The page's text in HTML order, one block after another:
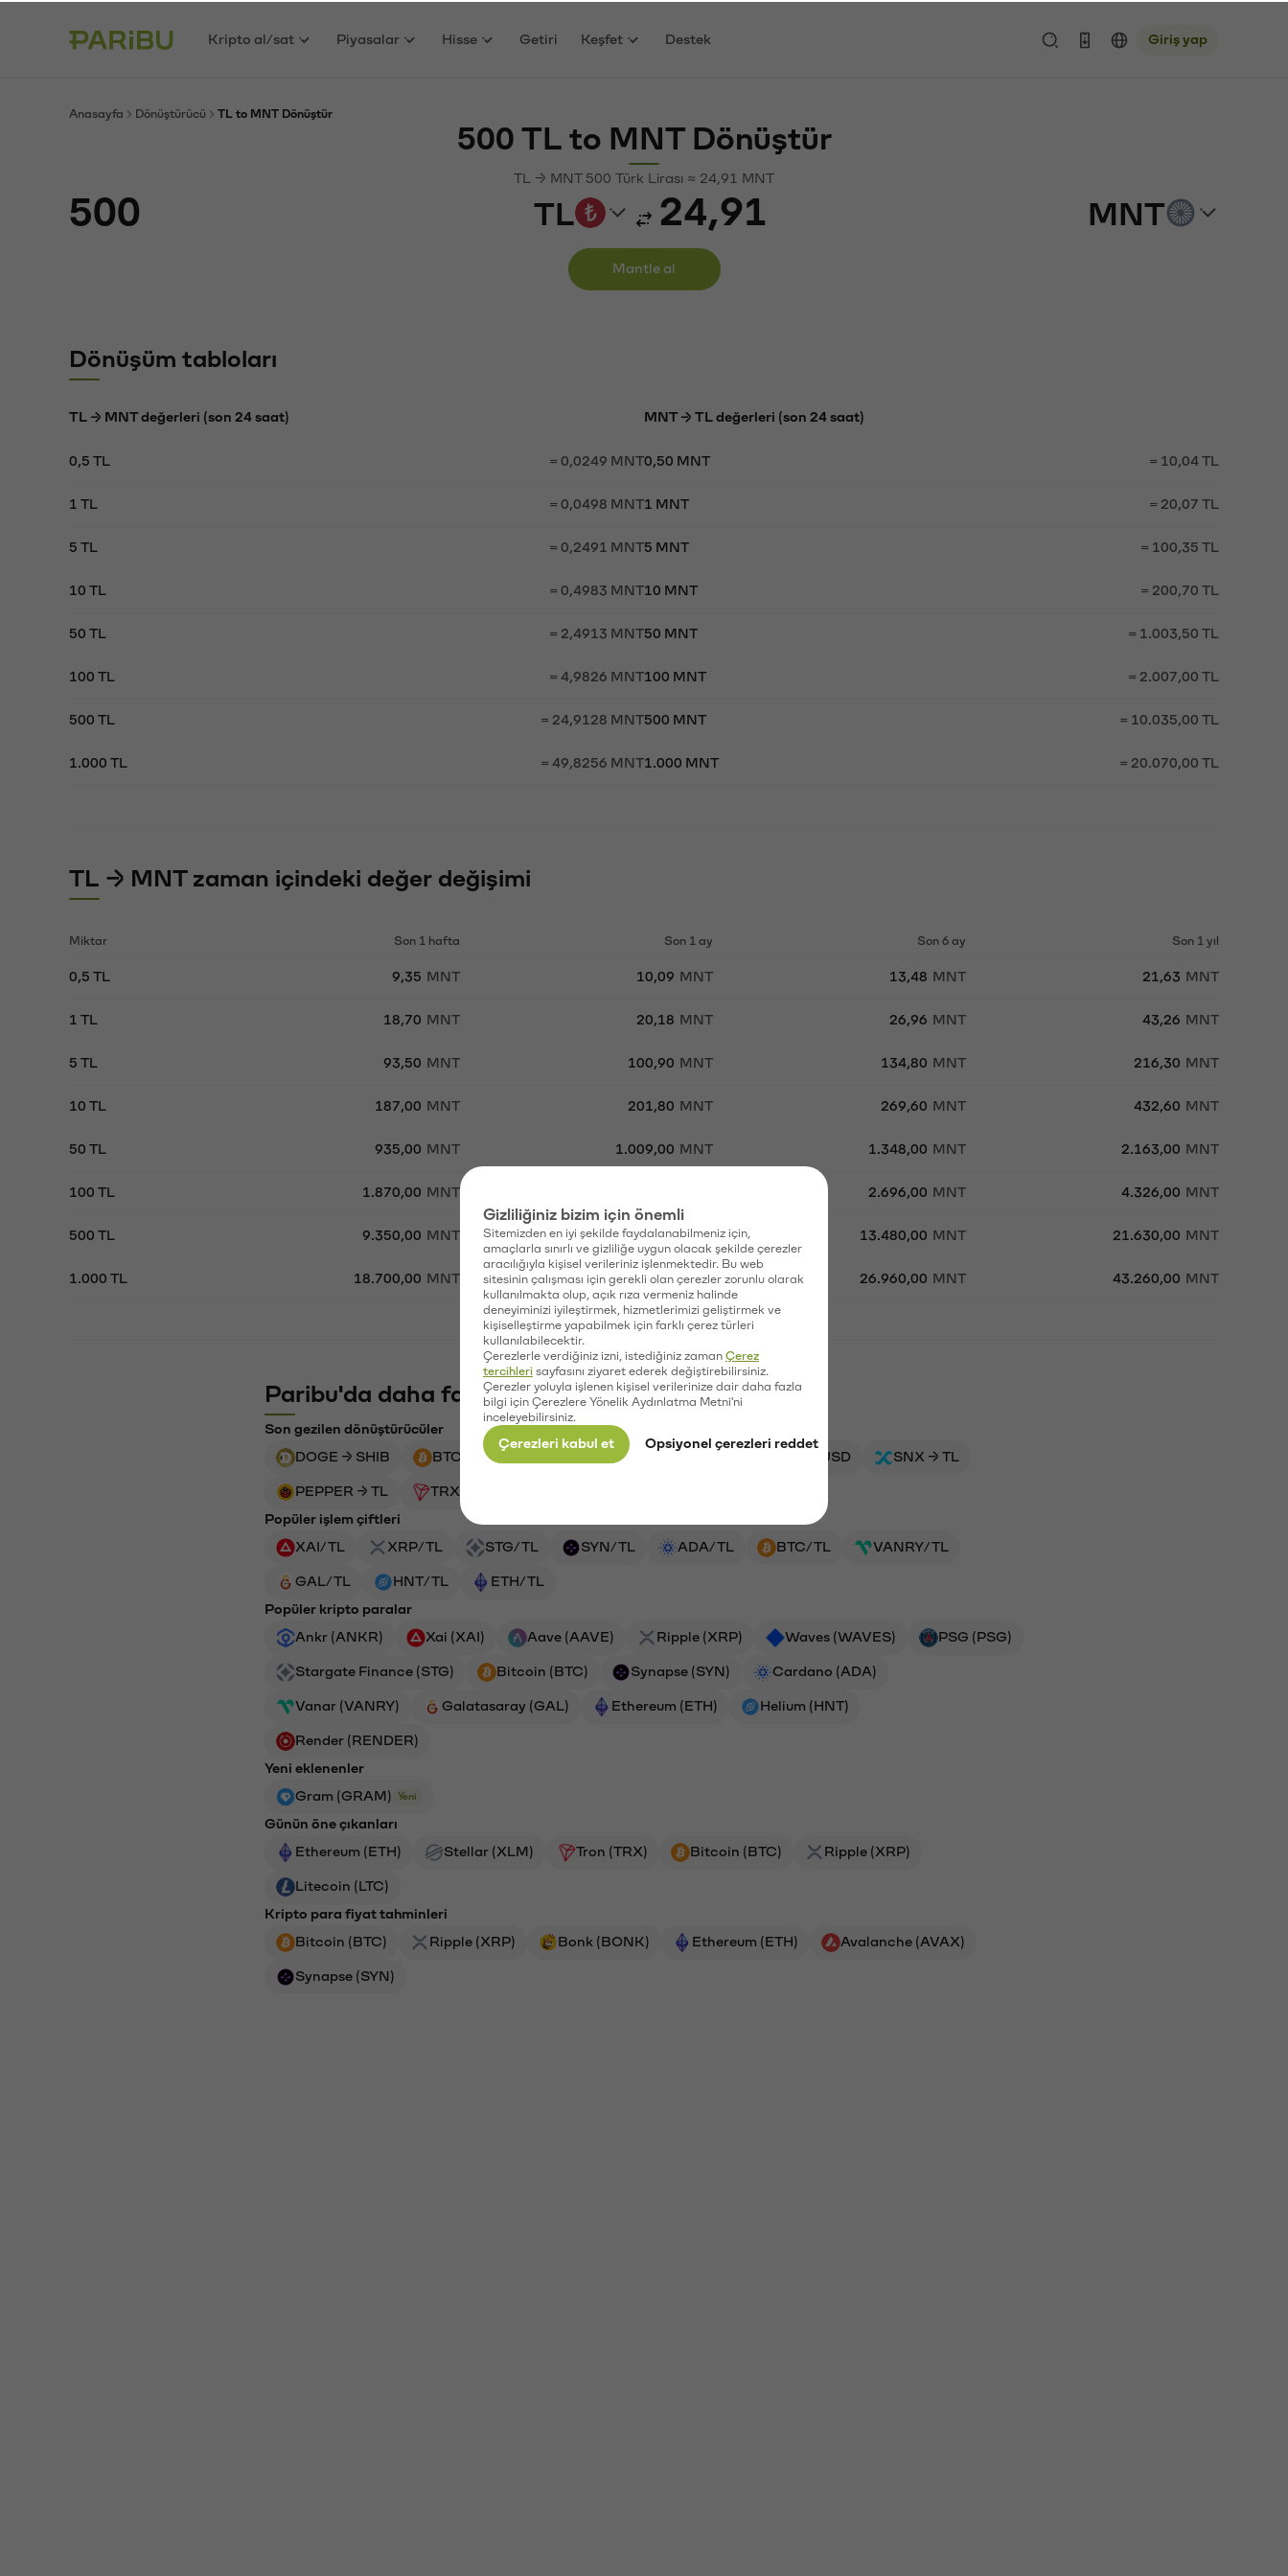
Kripto al/sat Piyasalar Hisse Getiri Keşfet Destek Giriş yap
Anasayfa Dönüştürücü TL to MNT Dönüştür
500 TL to MNT Dönüştür
TL → MNT 500 Türk Lirası ≈ 24,91 MNT
TL MNT
Mantle al
Dönüşüm tabloları
TL → MNT değerleri (son 24 saat)
0,5 TL = 0,0249 MNT
1 TL = 0,0498 MNT
5 TL = 0,2491 MNT
10 TL = 0,4983 MNT
50 TL = 2,4913 MNT
100 TL = 4,9826 MNT
500 TL = 24,9128 MNT
1.000 TL = 49,8256 MNT
MNT → TL değerleri (son 24 saat)
0,50 MNT = 10,04 TL
1 MNT = 20,07 TL
5 MNT = 100,35 TL
10 MNT = 200,70 TL
50 MNT = 1.003,50 TL
100 MNT = 2.007,00 TL
500 MNT = 10.035,00 TL
1.000 MNT = 20.070,00 TL
TL → MNT zaman içindeki değer değişimi
Miktar Son 1 hafta Son 1 ay Son 6 ay Son 1 yıl
0,5 TL 9,35 MNT 10,09 MNT 13,48 MNT 21,63 MNT
1 TL 18,70 MNT 20,18 MNT 26,96 MNT 43,26 MNT
5 TL 93,50 MNT 100,90 MNT 134,80 MNT 216,30 MNT
10 TL 187,00 MNT 201,80 MNT 269,60 MNT 432,60 MNT
50 TL 935,00 MNT 1.009,00 MNT 1.348,00 MNT 2.163,00 MNT
100 TL 1.870,00 MNT 2.696,00 MNT 4.326,00 MNT
500 TL 9.350,00 MNT 10.090,00 MNT 13.480,00 MNT 21.630,00 MNT
1.000 TL 18.700,00 MNT 20.180,00MNT 26.960,00 MNT 43.260,00 MNT
Paribu'da daha fazlasını keşfet
Son gezilen dönüştürücüler
DOGE → SHIB
BTC → USDT EFC → TL AAVE → USD SNX → TL
PEPPER → TL TRX → TL
Popüler işlem çiftleri
XAI/TL
XRP/TL STG/TL SYN/TL ADA/TL BTC/TL VANRY/TL
GAL/TL HNT/TL
ETH/TL
Popüler kripto paralar
Ankr (ANKR)
Xai (XAI) Aave (AAVE) Ripple (XRP) Waves (WAVES) PSG (PSG)
Stargate Finance (STG) Bitcoin (BTC) Synapse (SYN) Cardano (ADA)
Vanar (VANRY) Galatasaray (GAL) Ethereum (ETH) Helium (HNT)
Render (RENDER)
Yeni eklenenler
Gram (GRAM)
Yeni
Günün öne çıkanları
Ethereum (ETH)
Stellar (XLM) Tron (TRX) Bitcoin (BTC) Ripple (XRP)
Litecoin (LTC)
Kripto para fiyat tahminleri
Bitcoin (BTC)
Ripple (XRP) Bonk (BONK) Ethereum (ETH) Avalanche (AVAX)
Synapse (SYN)
Gizliliğiniz bizim için önemli
Sitemizden en iyi şekilde faydalanabilmeniz için,
amaçlarla sınırlı ve gizliliğe uygun olacak şekilde çerezler
aracılığıyla kişisel verileriniz işlenmektedir. Bu web
sitesinin çalışması için gerekli olan çerezler zorunlu olarak
kullanılmakta olup, açık rıza vermeniz halinde
deneyiminizi iyileştirmek, hizmetlerimizi geliştirmek ve
kişiselleştirme yapabilmek için farklı çerez türleri
kullanılabilecektir.
Çerezlerle verdiğiniz izni, istediğiniz zaman Çerez
tercihleri sayfasını ziyaret ederek değiştirebilirsiniz.
Çerezler yoluyla işlenen kişisel verilerinize dair daha fazla
bilgi için Çerezlere Yönelik Aydınlatma Metni'ni
inceleyebilirsiniz.
Çerezleri kabul et Opsiyonel çerezleri reddet